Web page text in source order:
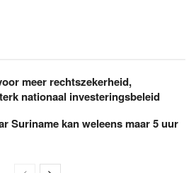
meer rechtszekerheid,
nationaal investeringsbeleid
Suriname kan weleens maar 5 uur